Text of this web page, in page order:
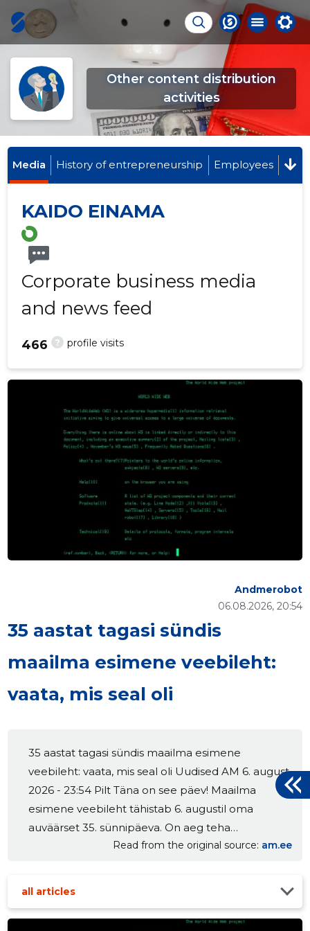
Other content distribution
activities
Media History of entrepreneurship Employees
KAIDO EINAMA
Corporate business media
and news feed
? profile visits
466
35 aastat tagasi sündis
maailma esimene veebileht:
vaata, mis seal oli
06.08.2026, 20:54
Andmerobot
35 aastat tagasi sündis maailma esimene
veebileht: vaata, mis seal oli Uudised AM 6. august
2026 - 23:54 Pilt Täna on see päev! Maailma
esimene veebileht tähistab 6. augustil oma
auväärset 35. sünnipäeva. On aeg teha
kummardus tehnoloogia ajaloole ja vaadata, kust
teadlane Tim Berners-Lee maailma esimese
Read from the original source am.ee
all articles